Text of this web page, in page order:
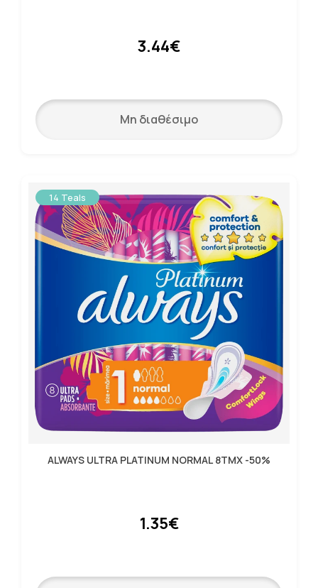
3.44€
Μη διαθέσιμο
14 Teals
ALWAYS ULTRA PLATINUM NORMAL 8ΤΜΧ -50%
1.35€